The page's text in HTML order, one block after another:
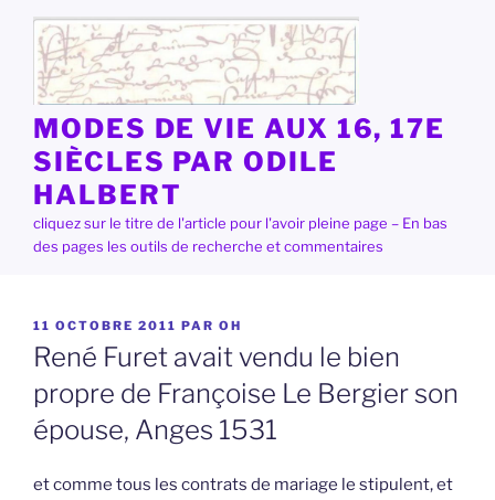
contenu
principal
MODES DE VIE AUX 16, 17E
SIÈCLES PAR ODILE
HALBERT
cliquez sur le titre de l'article pour l'avoir pleine page – En bas
des pages les outils de recherche et commentaires
PUBLIÉ
LE
11 OCTOBRE 2011 PAR OH
René Furet avait vendu le bien
propre de Françoise Le Bergier son
épouse, Anges 1531
et comme tous les contrats de mariage le stipulent, et